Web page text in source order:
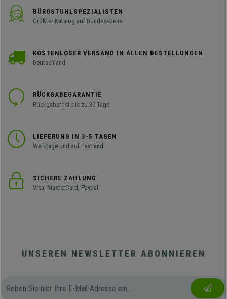
BÜROSTUHLSPEZIALISTEN
Größter Katalog auf Bundesebene
KOSTENLOSER VERSAND IN ALLEN BESTELLUNGEN
Deutschland
RÜCKGABEGARANTIE
Rückgabefrist bis zu 30 Tage
LIEFERUNG IN 3-5 TAGEN
Werktage und auf Festland
SICHERE ZAHLUNG
Visa, MasterCard, Paypal
UNSEREN NEWSLETTER ABONNIEREN